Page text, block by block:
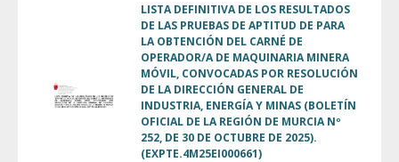
LISTA DEFINITIVA DE LOS RESULTADOS
DE LAS PRUEBAS DE APTITUD DE PARA
LA OBTENCIÓN DEL CARNÉ DE
OPERADOR/A DE MAQUINARIA MINERA
MÓVIL, CONVOCADAS POR RESOLUCIÓN
DE LA DIRECCIÓN GENERAL DE
INDUSTRIA, ENERGÍA Y MINAS (BOLETÍN
OFICIAL DE LA REGIÓN DE MURCIA Nº
252, DE 30 DE OCTUBRE DE 2025).
(EXPTE.4M25EI000661)